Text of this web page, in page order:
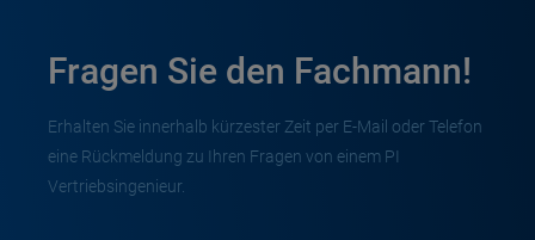
Fragen Sie den Fachmann!
Erhalten Sie innerhalb kürzester Zeit per E-Mail oder Telefon
eine Rückmeldung zu Ihren Fragen von einem PI
Vertriebsingenieur.